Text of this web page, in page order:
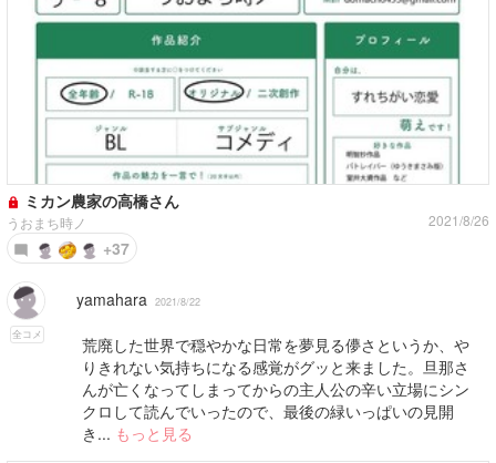
ミカン農家の高橋さん
うおまち時ノ 2021/8/26
+37
全コメ
yamahara 2021/8/22
荒廃した世界で穏やかな日常を夢見る儚さというか、や
りきれない気持ちになる感覚がグッと来ました。旦那さ
んが亡くなってしまってからの主人公の辛い立場にシン
クロして読んでいったので、最後の緑いっぱいの見開
き... もっと見る